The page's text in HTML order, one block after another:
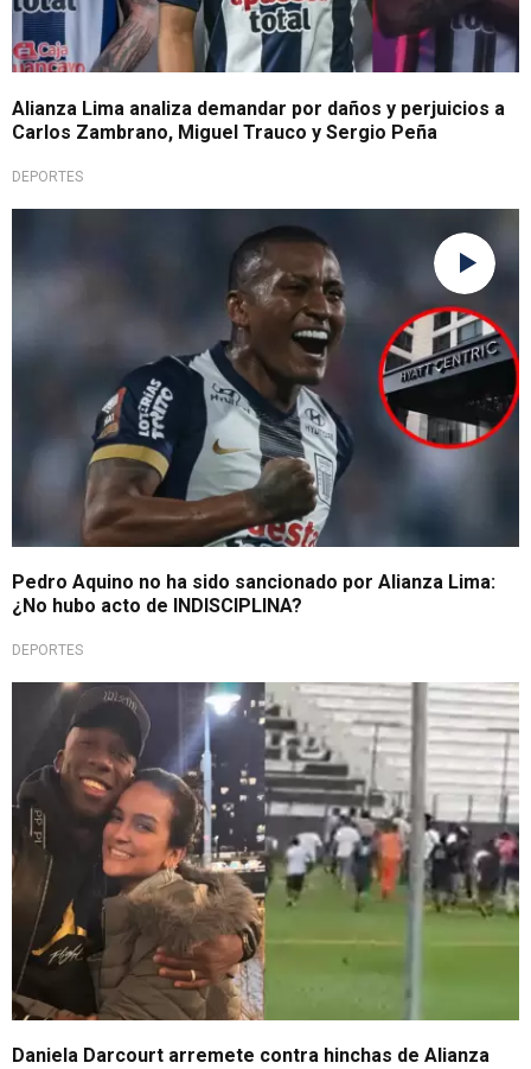
Alianza Lima analiza demandar por daños y perjuicios a
Carlos Zambrano, Miguel Trauco y Sergio Peña
DEPORTES
Pedro Aquino no ha sido sancionado por Alianza Lima:
¿No hubo acto de INDISCIPLINA?
DEPORTES
Rechazo rotundo
Daniela Darcourt arremete contra hinchas de Alianza